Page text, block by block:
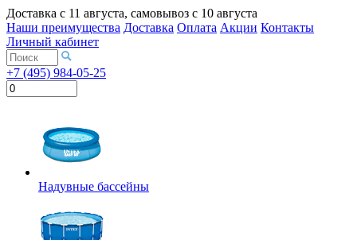
Доставка с 11 августа, самовывоз с 10 августа
Наши преимущества Доставка Оплата Акции Контакты
Личный кабинет
+7 (495) 984-05-25
Надувные бассейны